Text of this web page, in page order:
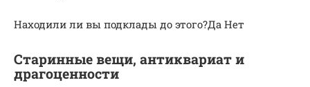
Находили ли вы подклады до этого?Да Нет
Старинные вещи, антиквариат и
драгоценности